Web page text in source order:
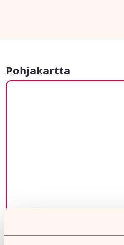
Pohjakartta